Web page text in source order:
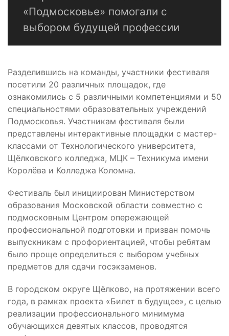
«Подмосковье» помогали с
выбором будущей профессии
Разделившись на команды, участники фестиваля
посетили 20 различных площадок, где
ознакомились с 5 различными компетенциями и 50
специальностями образовательных учреждений
Подмосковья. Участникам фестиваля были
представлены интерактивные площадки с мастер-
классами от Технологического университета,
Щёлковского колледжа, МЦК – Техникума имени
Королёва и Колледжа Коломна.
Фестиваль был инициирован Министерством
образования Московской области совместно с
подмосковным Центром опережающей
профессиональной подготовки и призван помочь
выпускникам с профориентацией, чтобы ребятам
было проще определиться с выбором учебных
предметов для сдачи госэкзаменов.
В городском округе Щёлково, на протяжении всего
года, в рамках проекта «Билет в будущее», с целью
реализации профессионального минимума
обучающихся девятых классов, проводятся